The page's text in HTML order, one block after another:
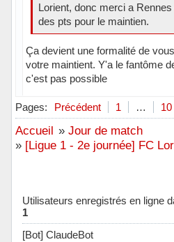
Lorient, donc merci a
des pts pour le maintien.
Ça devient une formalité de
votre maintient. Y'a le fantôme
c'est pas possible
Hors ligne
Pages: Précédent 1 … 10
Accueil » Jour de match
» [Ligue 1 - 2e journée] FC
Utilisateurs enregistrés en ligne
1
[Bot] ClaudeBot